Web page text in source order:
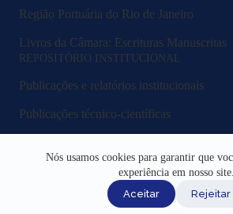
Nós usamos cookies para garantir que
experiência em nosso site.
Aceitar
Rejeitar
Região Portuária do Rio de Janeiro
Livros da Câmara: Escrituras Manuscritas
REPOSITÓRIO INSTITUCIONAL
Publicações e relatórios institucionais
Publicações técnico-científicas
Fluxos e procedimentos
Acesso Institucional